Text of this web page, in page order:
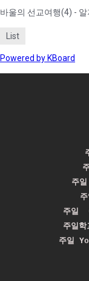
바울의 선교여행(4) -
List
Powered by KBoard
주
주일
주일
주일